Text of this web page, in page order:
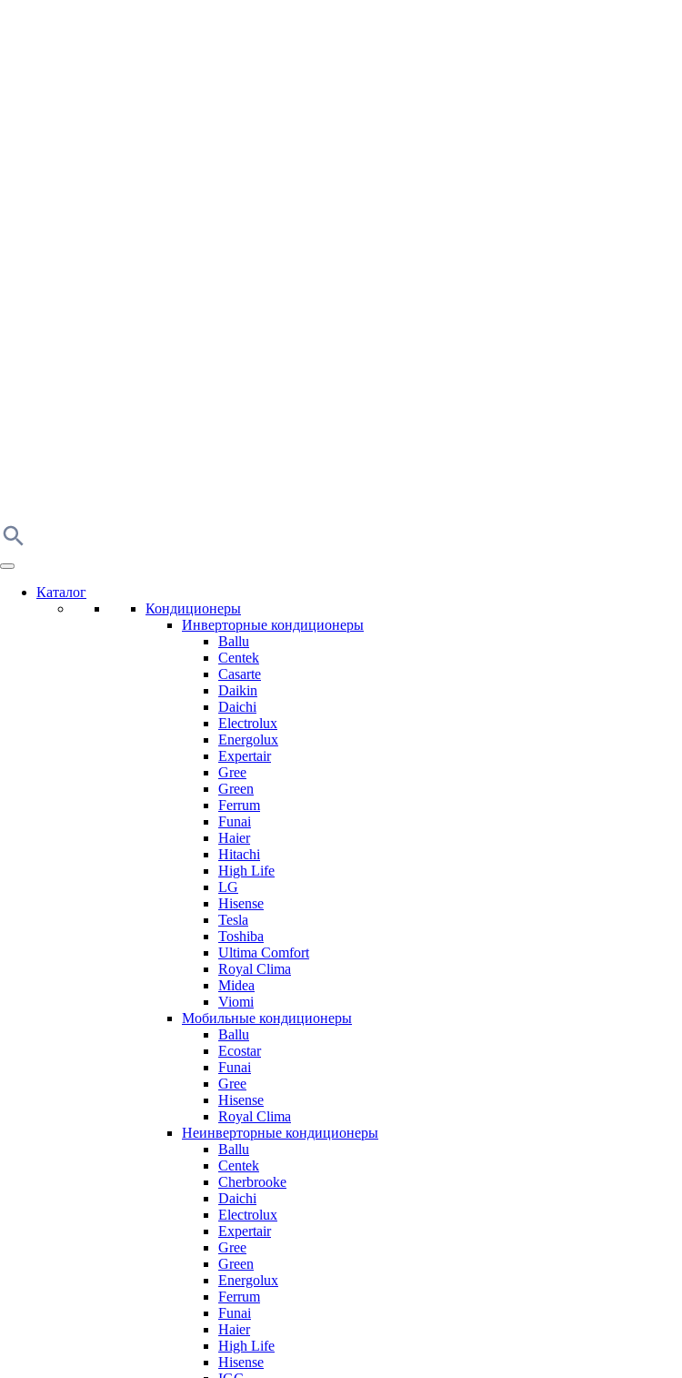
Каталог
Кондиционеры
Инверторные кондиционеры
Ballu
Centek
Casarte
Daikin
Daichi
Electrolux
Energolux
Expertair
Gree
Green
Ferrum
Funai
Haier
Hitachi
High Life
LG
Hisense
Tesla
Toshiba
Ultima Comfort
Royal Clima
Midea
Viomi
Мобильные кондиционеры
Ballu
Ecostar
Funai
Gree
Hisense
Royal Clima
Неинверторные кондиционеры
Ballu
Centek
Cherbrooke
Daichi
Electrolux
Expertair
Gree
Green
Energolux
Ferrum
Funai
Haier
High Life
Hisense